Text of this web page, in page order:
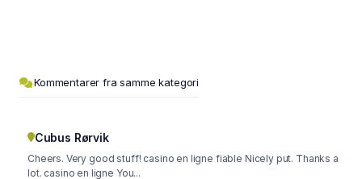
Kommentarer fra samme kategori
Cubus Rørvik
Cheers. Very good stuff! casino en ligne fiable Nicely put. Thanks a
lot. casino en ligne You...